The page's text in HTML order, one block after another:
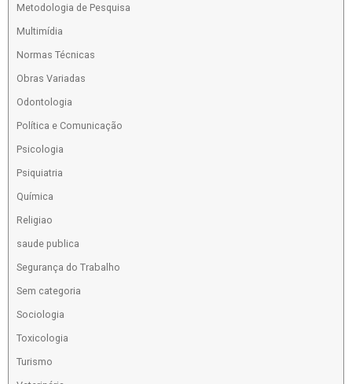
Metodologia de Pesquisa
Multimídia
Normas Técnicas
Obras Variadas
Odontologia
Política e Comunicação
Psicologia
Psiquiatria
Química
Religiao
saude publica
Segurança do Trabalho
Sem categoria
Sociologia
Toxicologia
Turismo